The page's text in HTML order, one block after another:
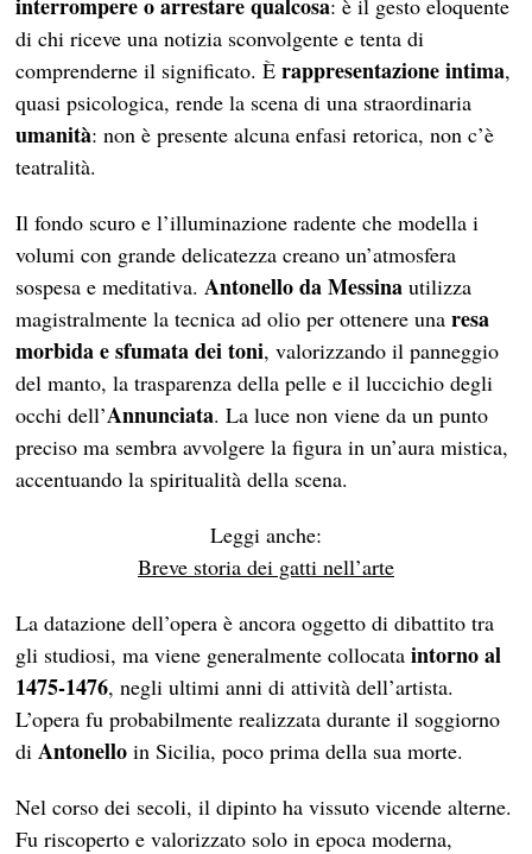
: è il gesto eloquente
di chi riceve una notizia sconvolgente e tenta di
comprenderne il significato. Èrappresentazione intima,
quasi psicologica, rende la scena di una straordinaria
umanità: non è presente alcuna enfasi retorica, non c’è
teatralità.
Il fondo scuro e l’illuminazione radente che modella i
volumi con grande delicatezza creano un’atmosfera
sospesa e meditativa.Antonello da Messina utilizza
magistralmente la tecnica ad olio per ottenere unaresa
morbida e sfumata dei toni, valorizzando il panneggio
del manto, la trasparenza della pelle e il luccichio degli
occhi dell’Annunciata. La luce non viene da un punto
preciso ma sembra avvolgere la figura in un’aura mistica,
accentuando la spiritualità della scena.
Leggi anche:
Breve storia dei gatti nell’arte
La datazione dell’opera è ancora oggetto di dibattito tra
gli studiosi, ma viene generalmente collocataintorno al
1475-1476, negli ultimi anni di attività dell’artista.
L’opera fu probabilmente realizzata durante il soggiorno
diAntonello in Sicilia, poco prima della sua morte.
Nel corso dei secoli, il dipinto ha vissuto vicende alterne.
Fu riscoperto e valorizzato solo in epoca moderna,